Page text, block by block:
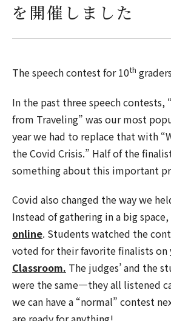
教職員採用 求人情報配信登録
リンク
このサイト
を開催しました
The speech contest for 10th graders
In the past three speech contests,
from Traveling” was our most
year we had to replace that with
the Covid Crisis.” Half of the
something about this important
Covid also changed the way we
Instead of gathering in a big
online. Students watched the
voted for their favorite finalists on
Classroom. The judges’ and the
were the same—they all listened
we can have a “normal” contest